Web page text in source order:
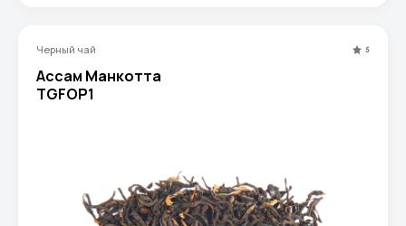
Черный чай 5
Ассам Манкотта
TGFOP1